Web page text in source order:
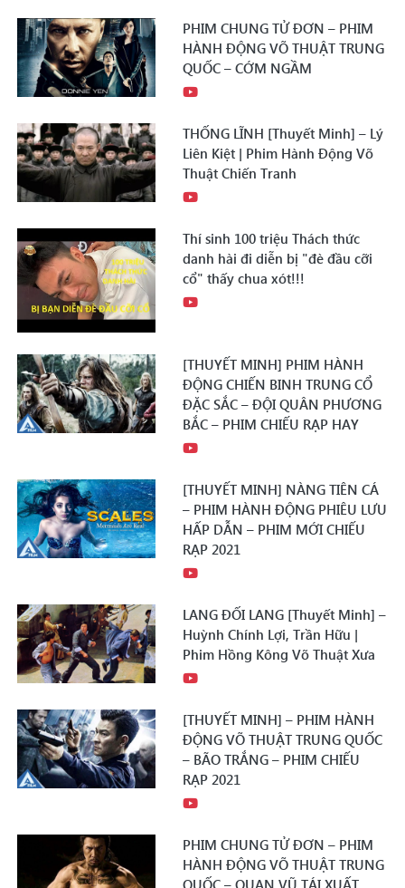
PHIM CHUNG TỬ ĐƠN – PHIM
HÀNH ĐỘNG VÕ THUẬT TRUNG
QUỐC – CỚM NGẦM
THỐNG LĨNH [Thuyết Minh] – Lý
Liên Kiệt | Phim Hành Động Võ
Thuật Chiến Tranh
Thí sinh 100 triệu Thách thức
danh hài đi diễn bị "đè đầu cỡi
cổ" thấy chua xót!!!
[THUYẾT MINH] PHIM HÀNH
ĐỘNG CHIẾN BINH TRUNG CỔ
ĐẶC SẮC – ĐỘI QUÂN PHƯƠNG
BẮC – PHIM CHIẾU RẠP HAY
[THUYẾT MINH] NÀNG TIÊN CÁ
– PHIM HÀNH ĐỘNG PHIÊU LƯU
HẤP DẪN – PHIM MỚI CHIẾU
RẠP 2021
LANG ĐỐI LANG [Thuyết Minh] –
Huỳnh Chính Lợi, Trần Hữu |
Phim Hồng Kông Võ Thuật Xưa
[THUYẾT MINH] – PHIM HÀNH
ĐỘNG VÕ THUẬT TRUNG QUỐC
– BÃO TRẮNG – PHIM CHIẾU
RẠP 2021
PHIM CHUNG TỬ ĐƠN – PHIM
HÀNH ĐỘNG VÕ THUẬT TRUNG